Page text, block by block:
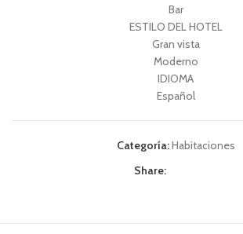
Bar
ESTILO DEL HOTEL
Gran vista
Moderno
IDIOMA
Español
Categoría:Habitaciones
Share: